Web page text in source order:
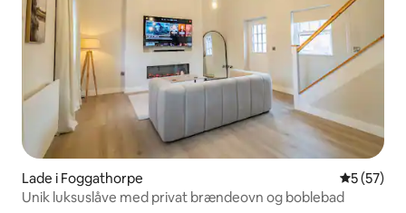
Lade i Foggathorpe 5 ud af 5 i
5 (57)
Unik luksuslåve med privat brændeovn og boblebad